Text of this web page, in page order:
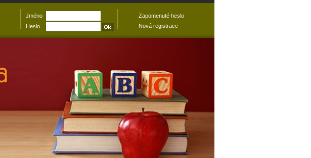
Jméno
Heslo
Zapomenuté heslo
Nová registrace